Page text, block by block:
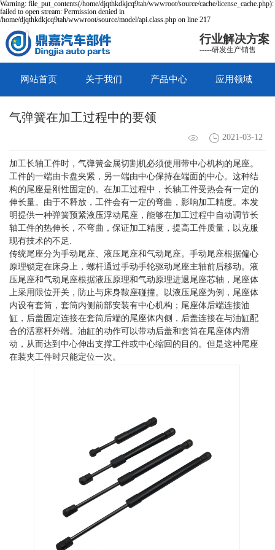
Warning: file_put_contents(/home/djqthkdkjcq9tah/wwwroot/source/cache/license_cache.php):
failed to open stream: Permission denied in
/home/djqthkdkjcq9tah/wwwroot/source/model/api.class.php on line 217
行业解决方案
-----研发生产销售
网站首页 关于我们 产品中心 应用领域
气弹簧在加工过程中的要领
2021-03-12
加工长轴工件时，气弹簧金属切割机必须使用带中心机构的尾座。
工件的一端由卡盘夹紧，另一端由中心保持在端面的中心。这种结
构的尾座是刚性固定的。在加工过程中，长轴工件受热会有一定的
伸长量。由于不释放，工件会有一定的弯曲，影响加工精度。本发
明提供一种弹簧预紧液压浮动尾座，能够在加工过程中自动调节长
轴工件的热伸长，不弯曲，保证加工精度，提高工件质量，以克服
现有技术的不足.
传统尾座分为手动尾座、液压尾座和气动尾座。手动尾座根据偏心
原理锁定在床身上，螺杆通过手动手轮驱动尾座主轴前后移动。液
压尾座和气动尾座根据液压原理和气动原理进退尾座芯轴，尾座体
上采用限位开关，防止与床身鞍座碰撞。以液压尾座为例，尾座体
内设有套筒，套筒内侧前部安装有中心机构；尾座体后端连接油
缸，后盖固定连接在套筒后端的尾座体内侧，后盖连接在与油缸配
合的活塞杆外端。油缸的动作可以带动后盖和套筒在尾座体内滑
动，从而达到中心伸出支撑工件或中心缩回的目的。但是这种尾座
在装夹工件时只能定位一次。